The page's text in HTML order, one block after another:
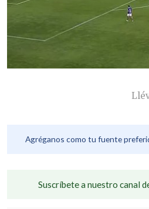
Agréganos como tu fuente
Suscríbete a nuestro canal